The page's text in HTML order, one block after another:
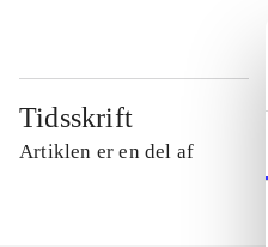
Tidsskrift
Artiklen er en del af